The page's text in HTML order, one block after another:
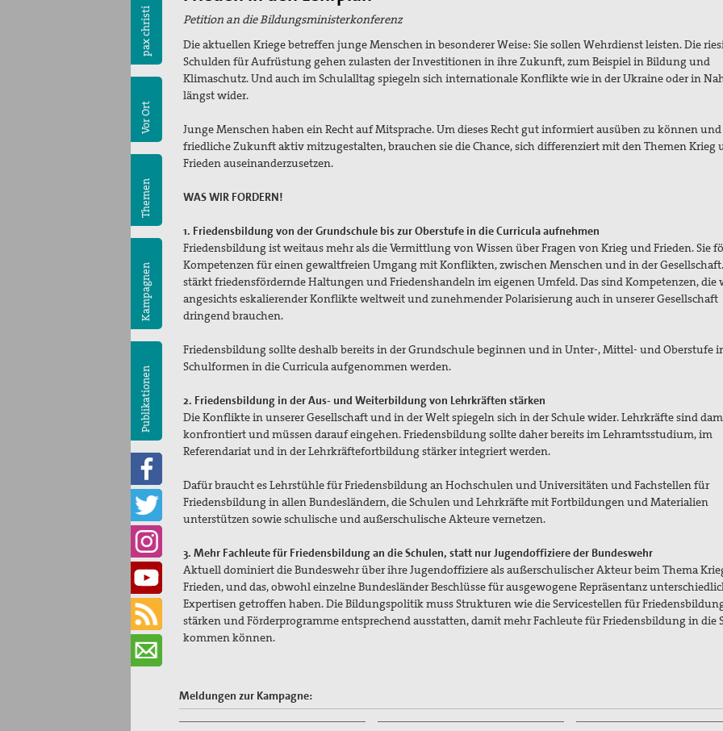
pax christi
Vor Ort
Themen
Kampagnen
Publikationen
Petition an die Bildungsministerkonferenz
Die aktuellen Kriege betreffen junge Menschen in besonderer Weise: Sie sollen Wehrdienst leisten. Die
Schulden für Aufrüstung gehen zulasten der Investitionen in ihre Zukunft, zum Beispiel in Bildung und
Klimaschutz. Und auch im Schulalltag spiegeln sich internationale Konflikte wie in der Ukraine oder in
längst wider.
Junge Menschen haben ein Recht auf Mitsprache. Um dieses Recht gut informiert ausüben zu können
friedliche Zukunft aktiv mitzugestalten, brauchen sie die Chance, sich differenziert mit den Themen Krieg
Frieden auseinanderzusetzen.
WAS WIR FORDERN!
1. Friedensbildung von der Grundschule bis zur Oberstufe in die Curricula aufnehmen
Friedensbildung ist weitaus mehr als die Vermittlung von Wissen über Fragen von Krieg und Frieden. Sie
Kompetenzen für einen gewaltfreien Umgang mit Konflikten, zwischen Menschen und in der
stärkt friedensfördernde Haltungen und Friedenshandeln im eigenen Umfeld. Das sind Kompetenzen, die
angesichts eskalierender Konflikte weltweit und zunehmender Polarisierung auch in unserer Gesellschaft
dringend brauchen.
Friedensbildung sollte deshalb bereits in der Grundschule beginnen und in Unter-, Mittel- und Oberstufe
Schulformen in die Curricula aufgenommen werden.
2. Friedensbildung in der Aus- und Weiterbildung von Lehrkräften stärken
Die Konflikte in unserer Gesellschaft und in der Welt spiegeln sich in der Schule wider. Lehrkräfte sind
konfrontiert und müssen darauf eingehen. Friedensbildung sollte daher bereits im Lehramtsstudium, im
Referendariat und in der Lehrkräftefortbildung stärker integriert werden.
Dafür braucht es Lehrstühle für Friedensbildung an Hochschulen und Universitäten und Fachstellen für
Friedensbildung in allen Bundesländern, die Schulen und Lehrkräfte mit Fortbildungen und Materialien
unterstützen sowie schulische und außerschulische Akteure vernetzen.
3. Mehr Fachleute für Friedensbildung an die Schulen, statt nur Jugendoffiziere der Bundeswehr
Aktuell dominiert die Bundeswehr über ihre Jugendoffiziere als außerschulischer Akteur beim Thema
Frieden, und das, obwohl einzelne Bundesländer Beschlüsse für ausgewogene Repräsentanz
Expertisen getroffen haben. Die Bildungspolitik muss Strukturen wie die Servicestellen für
stärken und Förderprogramme entsprechend ausstatten, damit mehr Fachleute für Friedensbildung in die
kommen können.
Meldungen zur Kampagne: